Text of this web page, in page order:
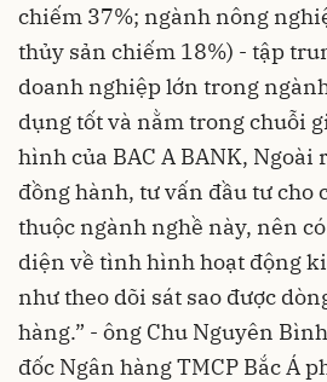
chiếm 37%; ngành nông
thủy sản chiếm 18%) - tập
doanh nghiệplớn trong
dụng tốt và nằm trong chuỗi
hình của BAC A BANK, Ngoài
đồng hành, tư vấn đầu tư cho
thuộc ngành nghề này, nên
diện về tình hình hoạt động
như theo dõi sát sao được
hàng.” - ông Chu Nguyên
đốc Ngân hàng TMCP Bắc Á